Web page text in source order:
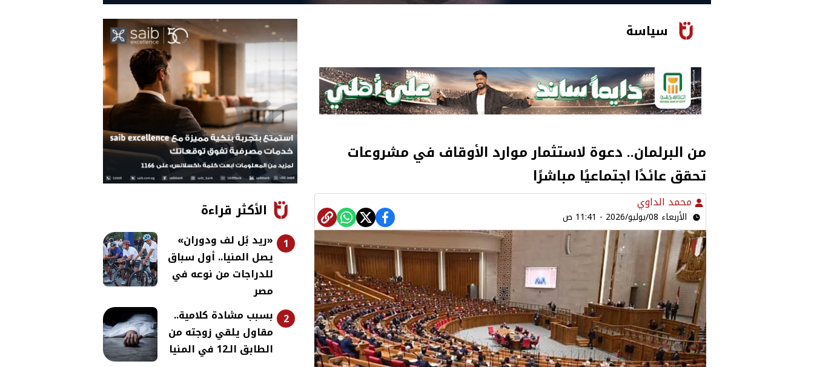
سياسة
من البرلمان.. دعوة لاستثمار موارد الأوقاف في مشروعات
تحقق عائدًا اجتماعيًا مباشرًا
محمد الداوي
الأربعاء 08/يوليو/2026 - 11:41 ص الأكثر قراءة
1
«ريد بُل لف ودوران»
يصل المنيا.. أول سباق
للدراجات من نوعه في
مصر
2
بسبب مشادة كلامية..
مقاول يلقي زوجته من
الطابق الـ12 في المنيا